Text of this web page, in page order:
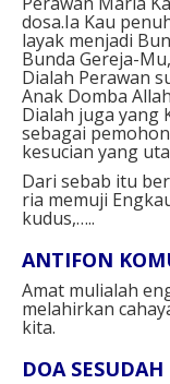
dosa.Ia Kau
layak menjadi
Bunda Gereja-
Dialah Perawan
Anak Domba
Dialah juga yang
sebagai
kesucian yang
Dari sebab itu
ria memuji
kudus,…..
ANTIFON
Amat mulialah
melahirkan
kita.
DOA